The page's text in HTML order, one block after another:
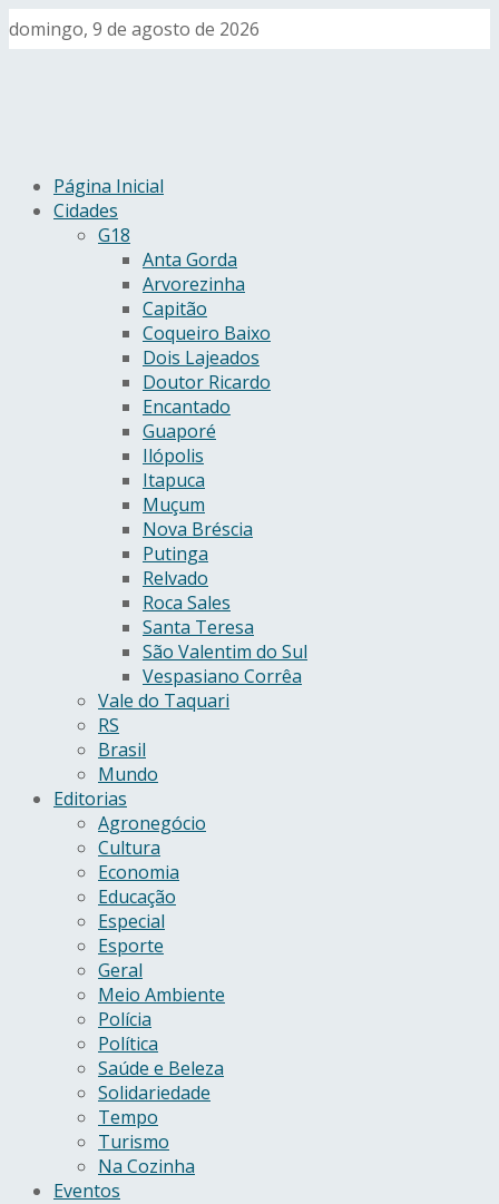
domingo, 9 de agosto de 2026
Página Inicial
Cidades
G18
Anta Gorda
Arvorezinha
Capitão
Coqueiro Baixo
Dois Lajeados
Doutor Ricardo
Encantado
Guaporé
Ilópolis
Itapuca
Muçum
Nova Bréscia
Putinga
Relvado
Roca Sales
Santa Teresa
São Valentim do Sul
Vespasiano Corrêa
Vale do Taquari
RS
Brasil
Mundo
Editorias
Agronegócio
Cultura
Economia
Educação
Especial
Esporte
Geral
Meio Ambiente
Polícia
Política
Saúde e Beleza
Solidariedade
Tempo
Turismo
Na Cozinha
Eventos